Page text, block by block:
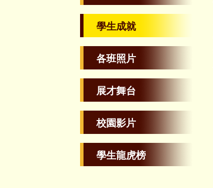
學生成就
各班照片
展才舞台
校園影片
學生龍虎榜